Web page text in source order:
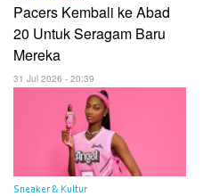
Pacers Kembali ke Abad
20 Untuk Seragam Baru
Mereka
31 Jul 2026 - 20:39
Sneaker & Kultur